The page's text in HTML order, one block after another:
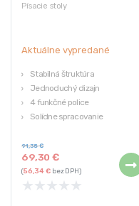
Písacie stoly
Aktuálne vypredané
Stabilná štruktúra
Jednoduchý dizajn
4 funkčné police
Solídne spracovanie
69,30€
91,35€
(56,34€bez DPH)
★ ★ ★ ★ ★